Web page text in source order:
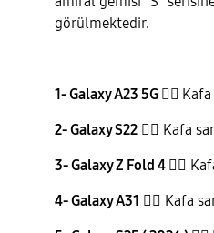
görülmektedir.
1- Galaxy A23 5G 👉🏻
2- Galaxy S22 👉🏻 Kafa
3- Galaxy Z Fold 4 👉🏻
4- Galaxy A31 👉🏻 Kafa